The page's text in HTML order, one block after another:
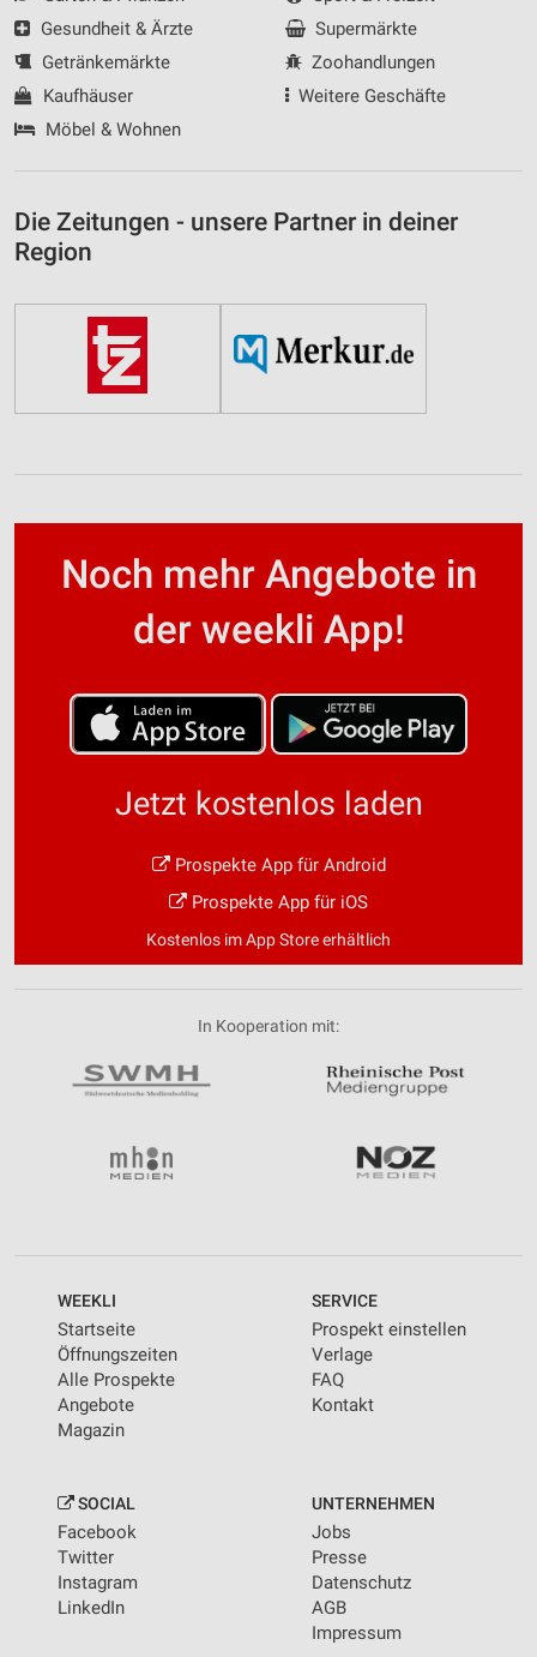
Gesundheit & Ärzte
Getränkemärkte
Kaufhäuser
Möbel & Wohnen
Supermärkte
Zoohandlungen
Weitere Geschäfte
Die Zeitungen - unsere Partner in deiner
Region
Noch mehr Angebote in
der weekli App!
Jetzt kostenlos laden
Prospekte App für Android
Prospekte App für iOS
Kostenlos im App Store erhältlich
In Kooperation mit:
WEEKLI
Startseite
Öffnungszeiten
Alle Prospekte
Angebote
Magazin
SERVICE
Prospekt einstellen
Verlage
FAQ
Kontakt
SOCIAL
Facebook
Twitter
Instagram
LinkedIn
UNTERNEHMEN
Jobs
Presse
Datenschutz
AGB
Impressum